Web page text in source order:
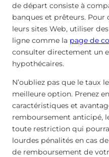
de départ consiste à
banques et prêteurs. Pour
leurs sites Web, utiliser
ligne comme la page de
consulter directement un
hypothécaires.
N’oubliez pas que le taux
meilleure option. Prenez
caractéristiques et
remboursement anticipé,
toute restriction qui
lourdes pénalités en cas
de remboursement de